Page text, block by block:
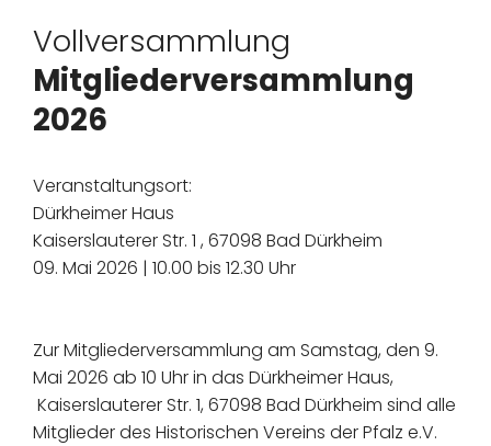
Vollversammlung
Mitgliederversammlung
2026
Veranstaltungsort:
Dürkheimer Haus
Kaiserslauterer Str. 1 , 67098 Bad Dürkheim
09. Mai 2026 | 10.00 bis 12.30 Uhr
Zur Mitgliederversammlung am Samstag, den 9.
Mai 2026 ab 10 Uhr in das Dürkheimer Haus,
Kaiserslauterer Str. 1, 67098 Bad Dürkheim sind alle
Mitglieder des Historischen Vereins der Pfalz e.V.